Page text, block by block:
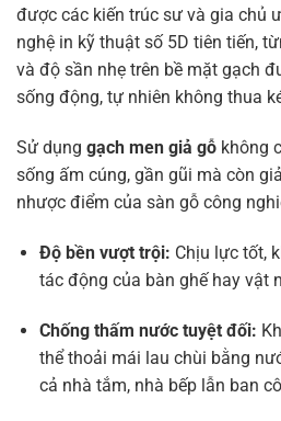
được các kiến trúc sư và gia chủ
nghệ in kỹ thuật số 5D tiên tiến,
và độ sần nhẹ trên bề mặt gạch
sống động, tự nhiên không thua
Sử dụng gạch men giả gỗ không
sống ấm cúng, gần gũi mà còn
nhược điểm của sàn gỗ công
Độ bền vượt trội: Chịu lực tốt,
tác động của bàn ghế hay vật
Chống thấm nước tuyệt đối:
thể thoải mái lau chùi bằng
cả nhà tắm, nhà bếp lẫn ban